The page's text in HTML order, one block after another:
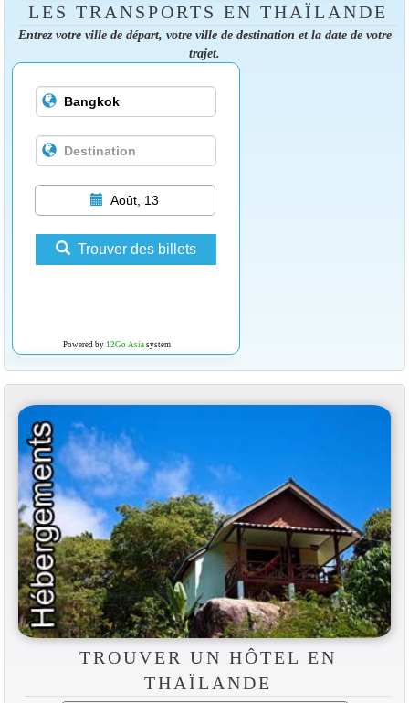
LES TRANSPORTS EN THAÏLANDE
Entrez votre ville de départ, votre ville de destination et la date de votre
trajet.
Août, 13
Trouver des billets
Powered by 12Go Asiasystem
TROUVER UN HÔTEL EN
THAÏLANDE